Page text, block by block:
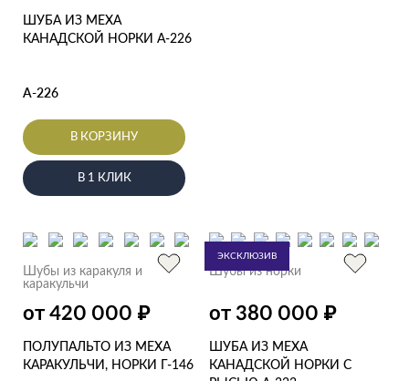
ШУБА ИЗ МЕХА
КАНАДСКОЙ НОРКИ А-226
А-226
В КОРЗИНУ
В 1 КЛИК
Шубы из каракуля и
каракульчи
от 420 000 ₽
ПОЛУПАЛЬТО ИЗ МЕХА
КАРАКУЛЬЧИ, НОРКИ Г-146
ЭКСКЛЮЗИВ
Шубы из норки
от 380 000 ₽
ШУБА ИЗ МЕХА
КАНАДСКОЙ НОРКИ С